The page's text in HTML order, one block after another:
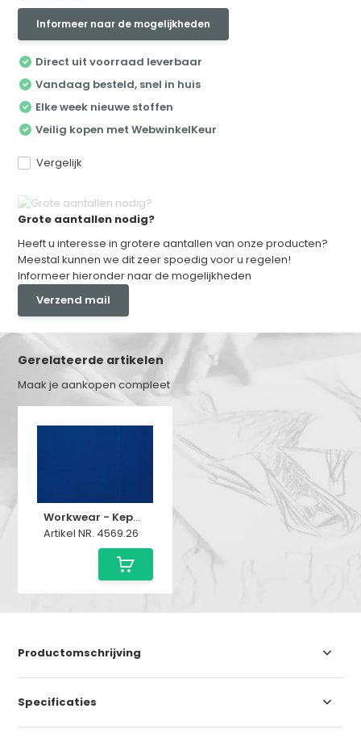
Informeer naar de mogelijkheden
Direct uit voorraad leverbaar
Vandaag besteld, snel in huis
Elke week nieuwe stoffen
Veilig kopen met WebwinkelKeur
Vergelijk
Grote aantallen nodig?
Heeft u interesse in grotere aantallen van onze producten?
Meestal kunnen we dit zeer spoedig voor u regelen!
Informeer hieronder naar de mogelijkheden
Verzend mail
Gerelateerde artikelen
Maak je aankopen compleet
Workwear - Keperkatoen Stof - Royal Blue
Artikel NR. 4569.26
Productomschrijving
Specificaties